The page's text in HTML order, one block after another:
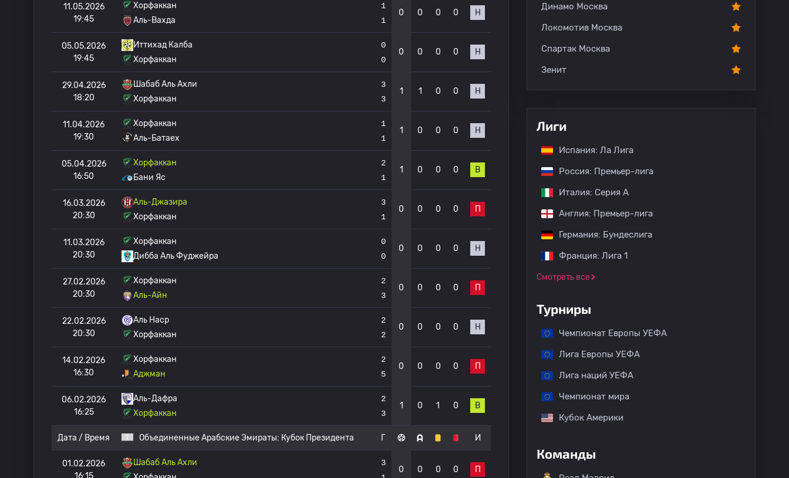
11.05.2026
19:45
Хорфаккан
Аль-Вахда
1
1
0 0 0 0 Н
05.05.2026
19:45
Иттихад Калба
Хорфаккан
0
0
0 0 0 0 Н
29.04.2026
18:20
Шабаб Аль Ахли
Хорфаккан
3
3
1 1 0 0 Н
11.04.2026
19:30
Хорфаккан
Аль-Батаех
1
1
1 0 0 0 Н
05.04.2026
16:50
Хорфаккан
Бани Яс
2
1
1 0 0 0 В
16.03.2026
20:30
Аль-Джазира
Хорфаккан
3
1
0 0 0 0 П
11.03.2026
20:30
Хорфаккан
Дибба Аль Фуджейра
0
0
0 0 0 0 Н
27.02.2026
20:30
Хорфаккан
Аль-Айн
2
3
0 0 0 0 П
22.02.2026
20:30
Аль Наср
Хорфаккан
2
2
0 0 0 0 Н
14.02.2026
16:30
Хорфаккан
Аджман
2
5
0 0 0 0 П
06.02.2026
16:25
Аль-Дафра
Хорфаккан
2
3
1 0 1 0 В
Дата / Время Объединенные Арабские Эмираты: Кубок Президента Г И
01.02.2026
16:15
Шабаб Аль Ахли
3
0 0 0 0 П
Динамо Москва
Локомотив Москва
Спартак Москва
Зенит
Лиги
Испания: Ла Лига
Россия: Премьер-лига
Италия: Серия А
Англия: Премьер-лига
Германия: Бундеслига
Франция: Лига 1
Смотреть все
Турниры
Чемпионат Европы УЕФА
Лига Европы УЕФА
Лига наций УЕФА
Чемпионат мира
Кубок Америки
Команды